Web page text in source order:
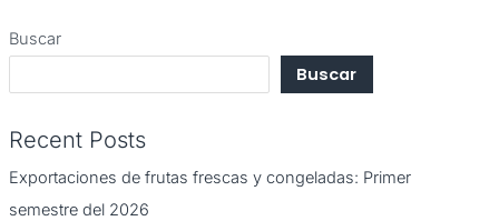
Buscar
Buscar
Recent Posts
Exportaciones de frutas frescas y congeladas: Primer
semestre del 2026